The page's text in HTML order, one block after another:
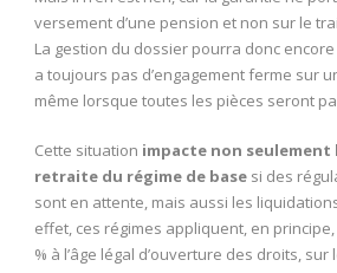
versement d’une pension et non sur le
La gestion du dossier pourra donc encore
a toujours pas d’engagement ferme sur
même lorsque toutes les pièces seront
Cette situation impacte non
retraite du régime de base si des
sont en attente, mais aussi les
effet, ces régimes appliquent, en
% à l’âge légal d’ouverture des droits,